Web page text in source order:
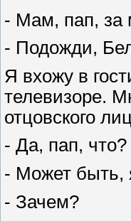
- Мам, пап, за
- Подожди,
Я вхожу в
телевизоре.
отцовского
- Да, пап, что?
- Может быть,
- Зачем?